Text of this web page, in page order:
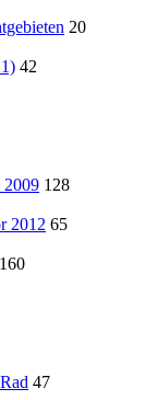
20
42
2009 128
2012 65
160
47